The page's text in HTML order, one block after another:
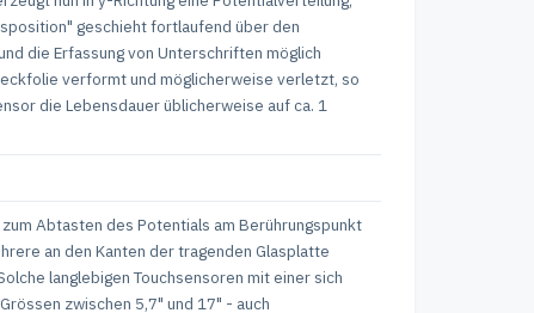
geschieht fortlaufend über den
die Erfassung von Unterschriften möglich
verformt und möglicherweise verletzt, so
die Lebensdauer üblicherweise auf ca. 1
Abtasten des Potentials am Berührungspunkt
an den Kanten der tragenden Glasplatte
langlebigen Touchsensoren mit einer sich
zwischen 5,7" und 17" - auch